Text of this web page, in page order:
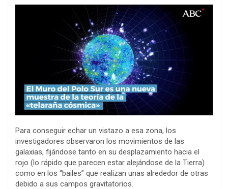
Para conseguir echar un vistazo a esa zona, los
investigadores observaron los movimientos de las
galaxias, fijándose tanto en su desplazamiento hacia el
rojo (lo rápido que parecen estar alejándose de la Tierra)
como en los “bailes” que realizan unas alrededor de otras
debido a sus campos gravitatorios.